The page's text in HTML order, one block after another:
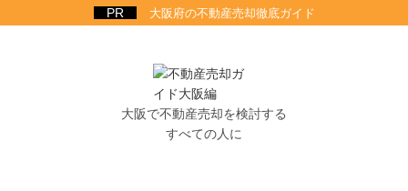
大阪府の不動産売却徹底ガイド
大阪で不動産売却を検討する
すべての人に